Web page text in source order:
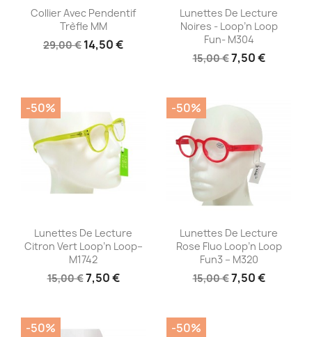
Aperçu rapide
Collier Avec Pendentif
Trèfle MM
29,00 € 14,50 €
Aperçu rapide
Lunettes De Lecture
Noires - Loop’n Loop
Fun- M304
15,00 €7,50 €
Aperçu rapide
Lunettes De Lecture
Citron Vert Loop’n Loop–
M1742
15,00 €7,50 €
-50%
Aperçu rapide
Lunettes De Lecture
Rose Fluo Loop’n Loop
Fun3 – M320
15,00 €7,50 €
-50%
-50% -50%